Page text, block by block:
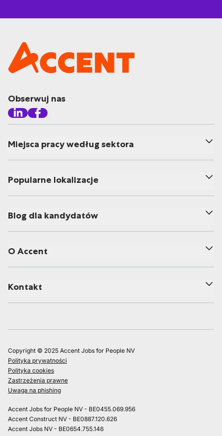
Obserwuj nas
Miejsca pracy według sektora
Popularne lokalizacje
Blog dla kandydatów
O Accent
Kontakt
Copyright © 2025 Accent Jobs for People NV
Polityka prywatności
Polityka cookies
Zastrzeżenia prawne
Uwaga na phishing
Accent Jobs for People NV - BE0455.069.956
Accent Construct NV - BE0887.120.626
Accent Jobs NV - BE0654.755.146